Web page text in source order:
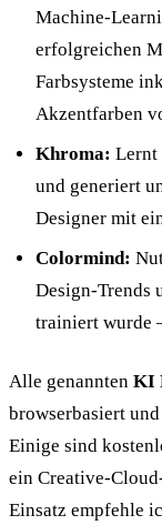
Machine-
erfolgreichen
Farbsysteme
Akzentfarben
Khroma: Lernt
und generiert
Designer mit
Colormind:
Design-Trends
trainiert wurde
Alle genannten KI
browserbasiert
Einige sind
ein Creative-
Einsatz empfehle